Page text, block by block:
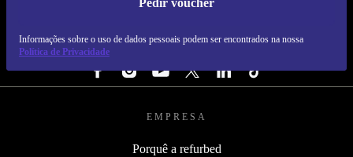
Pedir voucher
Informações sobre o uso de dados pessoais podem ser encontrados na nossa
Política de Privacidade
REFURBED PORTUGAL - RETHINK NEW.
SEGUE-NOS
EMPRESA
Porquê a refurbed